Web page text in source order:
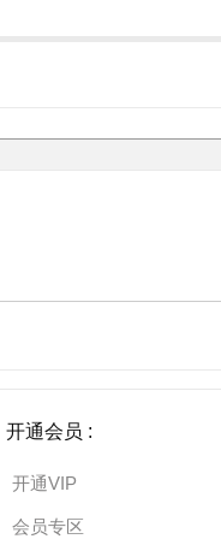
开通会员 :
开通VIP
会员专区